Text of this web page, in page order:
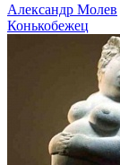
Александр Молев
Конькобежец